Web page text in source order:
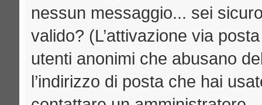
nessun messaggio... sei
valido? (L’attivazione via
utenti anonimi che abusano
l’indirizzo di posta che hai